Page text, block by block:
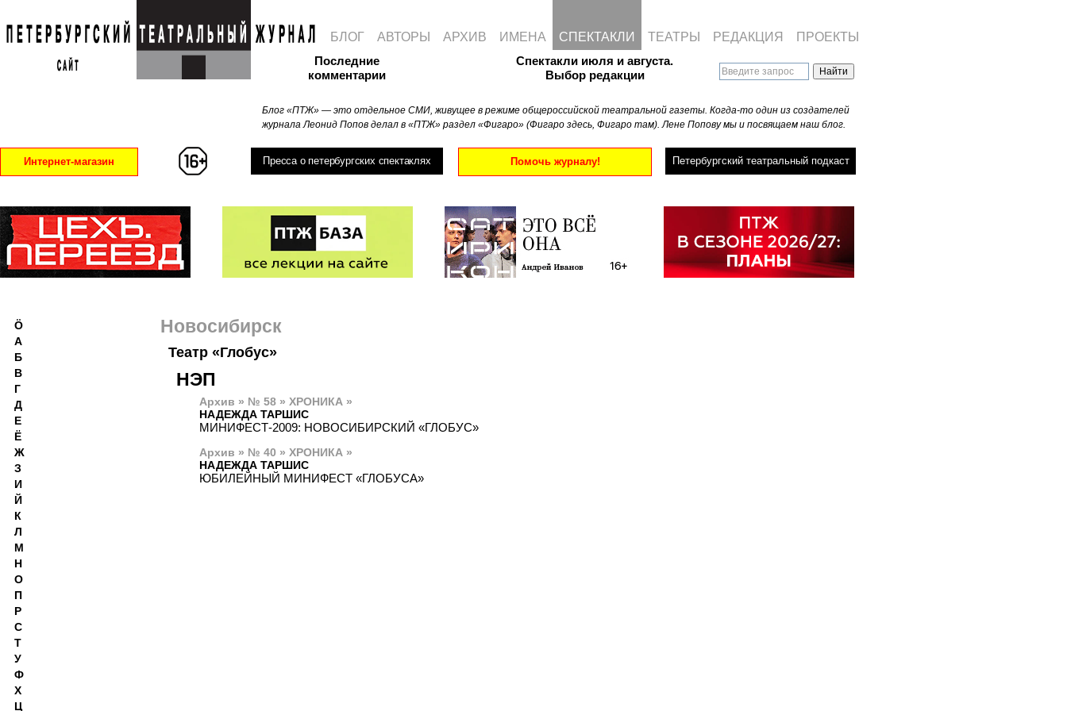
Последние
комментарии
Блог «ПТЖ» — это отдельное СМИ, живущее в режиме общероссийской театральной газеты. Когда-то один из создателей
журнала Леонид Попов делал в «ПТЖ» раздел «Фигаро» (Фигаро здесь, Фигаро там). Лене Попову мы и посвящаем наш блог.
Спектакли июля и августа.
Выбор редакции
Интернет-магазин Пресса о петербургских спектаклях Помочь журналу! Петербургский театральный подкаст
БЛОГ АВТОРЫ АРХИВ ИМЕНА СПЕКТАКЛИ ТЕАТРЫ РЕДАКЦИЯ ПРОЕКТЫ
Новосибирск
Театр «Глобус»
НЭП
Архив » № 58 » ХРОНИКА »
НАДЕЖДА ТАРШИС
МИНИФЕСТ-2009: НОВОСИБИРСКИЙ «ГЛОБУС»
Архив » № 40 » ХРОНИКА »
НАДЕЖДА ТАРШИС
ЮБИЛЕЙНЫЙ МИНИФЕСТ «ГЛОБУСА»
Ö
А
Б
В
Г
Д
Е
Ё
Ж
З
И
Й
К
Л
М
Н
О
П
Р
С
Т
У
Ф
Х
Ц